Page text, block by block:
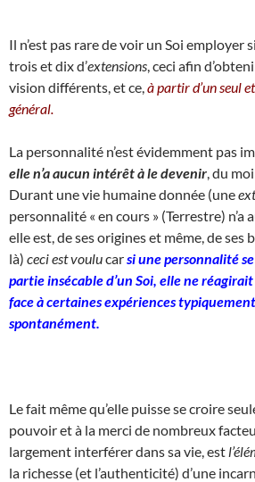
Il n’est pas rare de voir un Soi
trois et dix d’extensions , ceci afin
vision différents, et ce, à partir d’un seul
général.
La personnalité n’est évidemment pas
elle n’a aucun intérêt à le devenir , du
Durant une vie humaine donnée (une
personnalité « en cours » (Terrestre) n’a
elle est, de ses origines et même, de
là) ceci est voulucarsi une personnalité
partie insécable d’un Soi, elle ne
face à certaines expériences
spontanément.
Le fait même qu’elle puisse se croire
pouvoir et à la merci de nombreux
largement interférer dans sa vie, est
la richesse (et l’authenticité) d’une